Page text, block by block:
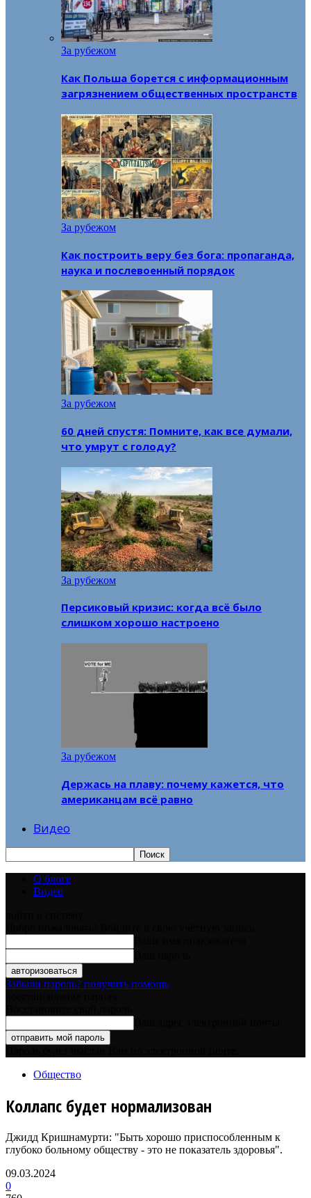
За рубежом
Как Польша борется с информационным
загрязнением общественных пространств
За рубежом
Как построить веру без бога: пропаганда,
наука и послевоенный порядок
За рубежом
60 дней спустя: Помните, как все думали,
что умрут с голоду?
За рубежом
Персиковый кризис: когда всё было
слишком хорошо настроено
За рубежом
Держась на плаву: почему кажется, что
американцам всё равно
Видео
О блоге
Видео
Забыли пароль? получить помощь
Общество
Коллапс будет нормализован
Джидд Кришнамурти: "Быть хорошо приспособленным к
глубоко больному обществу - это не показатель здоровья".
09.03.2024
0